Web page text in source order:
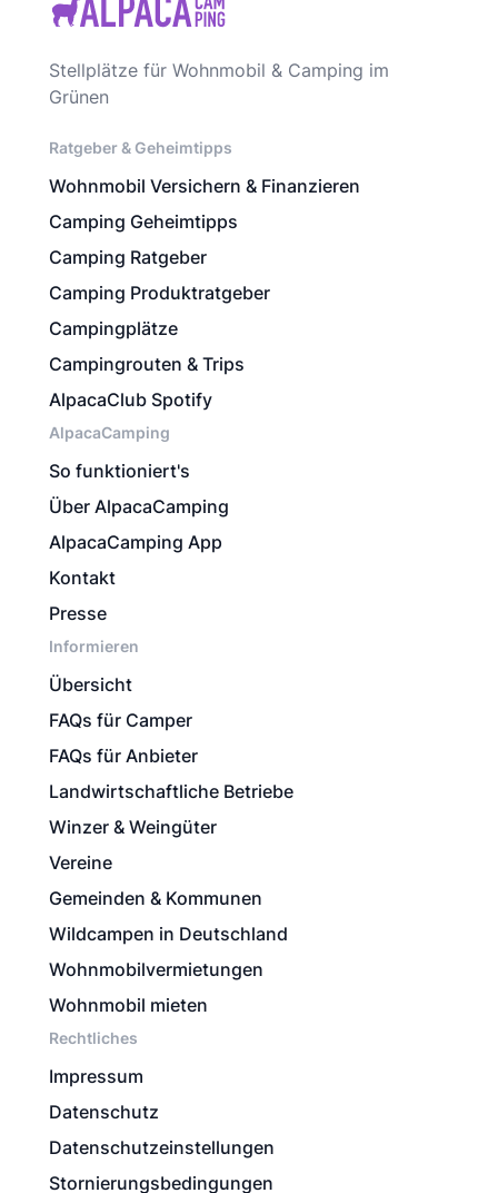
Stellplätze für Wohnmobil & Camping im
Grünen
Ratgeber & Geheimtipps
Wohnmobil Versichern & Finanzieren
Camping Geheimtipps
Camping Ratgeber
Camping Produktratgeber
Campingplätze
Campingrouten & Trips
AlpacaClub Spotify
AlpacaCamping
So funktioniert's
Über AlpacaCamping
AlpacaCamping App
Kontakt
Presse
Informieren
Übersicht
FAQs für Camper
FAQs für Anbieter
Landwirtschaftliche Betriebe
Winzer & Weingüter
Vereine
Gemeinden & Kommunen
Wildcampen in Deutschland
Wohnmobilvermietungen
Wohnmobil mieten
Rechtliches
Impressum
Datenschutz
Datenschutzeinstellungen
Stornierungsbedingungen